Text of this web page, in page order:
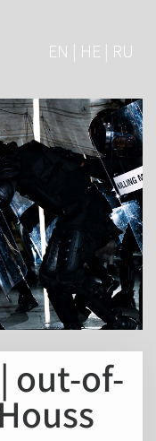
EN | HE | RU
out-of-